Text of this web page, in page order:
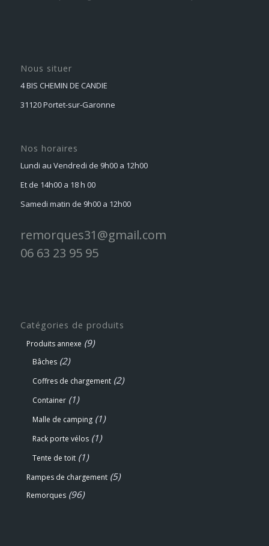
Nous situer
4 BIS CHEMIN DE CANDIE
31120 Portet-sur-Garonne
Nos horaires
Lundi au Vendredi de 9h00 a 12h00
Et de 14h00 a 18 h 00
Samedi matin de 9h00 a 12h00
remorques31@gmail.com
06 63 23 95 95
Catégories de produits
Produits annexe (9)
Bâches (2)
Coffres de chargement (2)
Container (1)
Malle de camping (1)
Rack porte vélos (1)
Tente de toit (1)
Rampes de chargement (5)
Remorques (96)